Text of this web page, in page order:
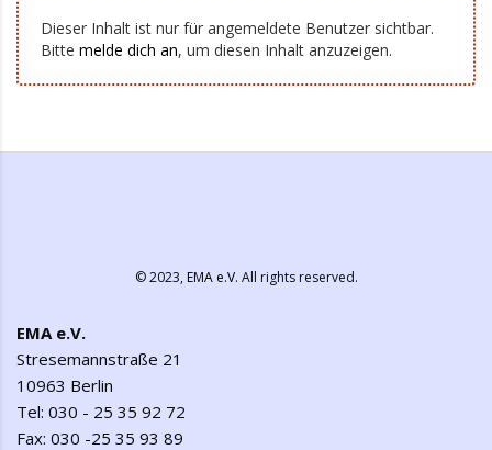
Dieser Inhalt ist nur für angemeldete Benutzer sichtbar.
Bitte melde dich an, um diesen Inhalt anzuzeigen.
© 2023,EMA e.V. All rights reserved.
EMA e.V.
Stresemannstraße 21
10963 Berlin
Tel: 030 - 25 35 92 72
Fax: 030 -25 35 93 89